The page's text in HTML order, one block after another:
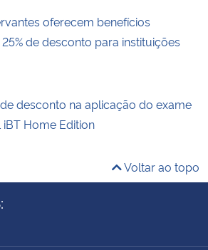
oferecem benefícios
de desconto para instituições
desconto na aplicação do exame
iBT Home Edition
Voltar ao topo